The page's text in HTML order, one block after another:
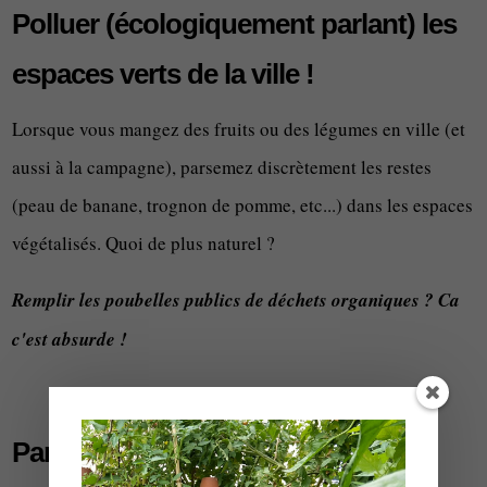
Polluer (écologiquement parlant) les
espaces verts de la ville !
Lorsque vous mangez des fruits ou des légumes en ville (et
aussi à la campagne), parsemez discrètement les restes
(peau de banane, trognon de pomme, etc...) dans les espaces
végétalisés. Quoi de plus naturel ?
Remplir les poubelles publics de déchets organiques ? Ca
c'est absurde !
Partager